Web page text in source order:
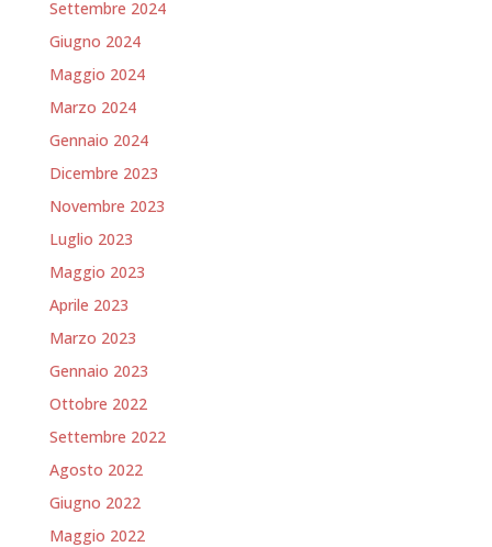
Settembre 2024
Giugno 2024
Maggio 2024
Marzo 2024
Gennaio 2024
Dicembre 2023
Novembre 2023
Luglio 2023
Maggio 2023
Aprile 2023
Marzo 2023
Gennaio 2023
Ottobre 2022
Settembre 2022
Agosto 2022
Giugno 2022
Maggio 2022